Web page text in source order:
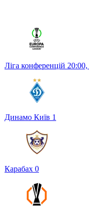
Ліга конференцій 20:00,
Динамо Київ 1
Карабах 0